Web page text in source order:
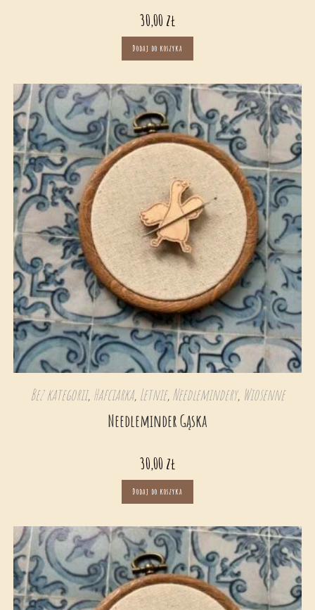
30,00 zł
Dodaj do koszyka
Bez kategorii, Hafciarka, Letnie,Needlemindery, Wiosenne
Needleminder Gąska
30,00 zł
Dodaj do koszyka